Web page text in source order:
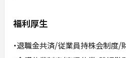
福利厚生
・退職金共済/従業員持株会制度/